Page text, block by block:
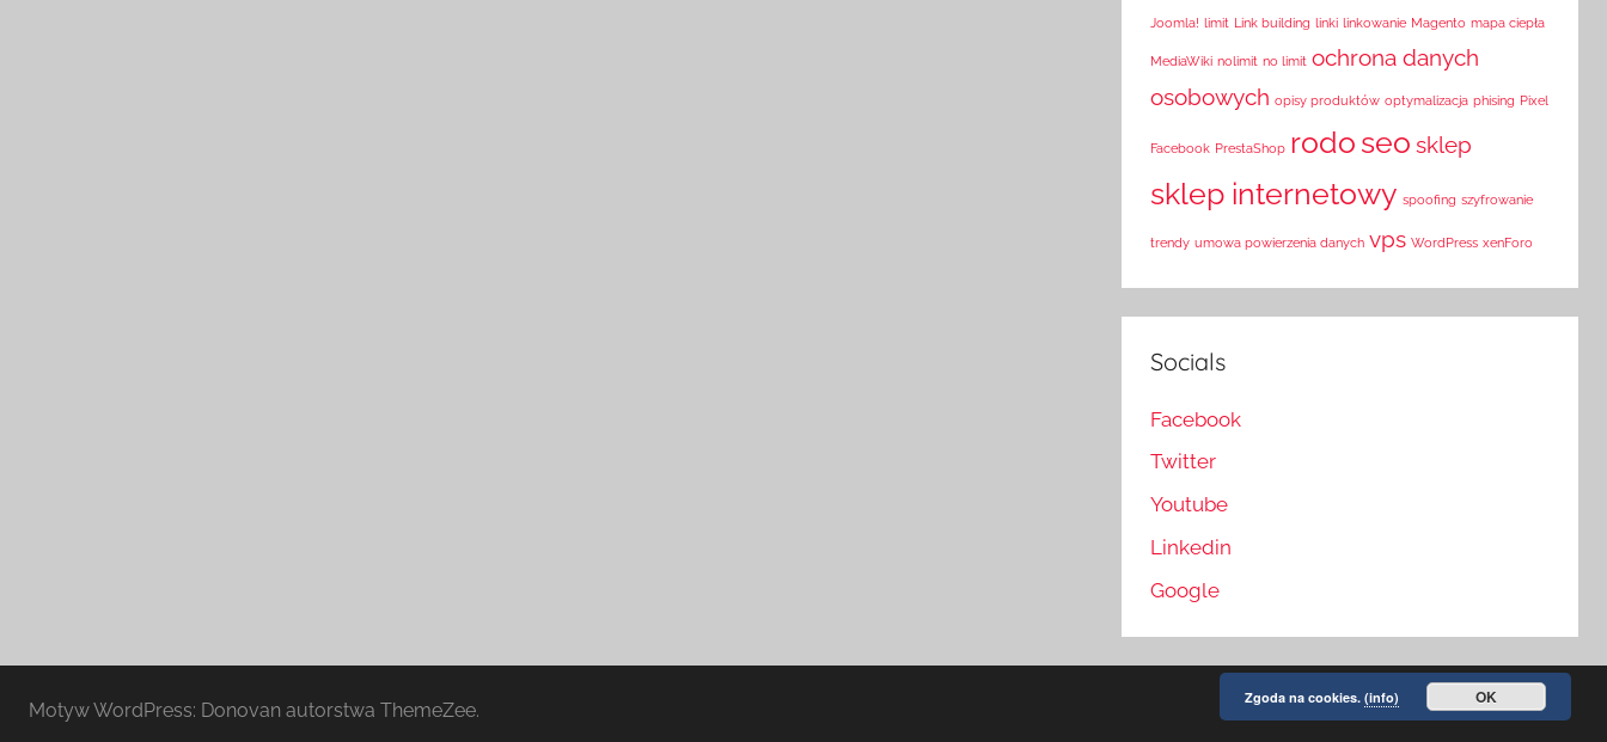
Joomla! limit Link building linki linkowanie Magento mapa ciepła
MediaWiki nolimit no limit ochrona danych
osobowych opisy produktów optymalizacja phising Pixel
Facebook PrestaShop rodo seo sklep
sklep internetowy spoofing szyfrowanie
trendy umowa powierzenia danych vps WordPress xenForo
Socials
Facebook
Twitter
Youtube
Linkedin
Google
Motyw WordPress: Donovan autorstwa ThemeZee.
Zgoda na cookies. (info) OK